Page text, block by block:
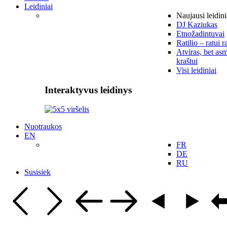
Leidiniai
Naujausi
DJ Kaziukas
Etnožadintuvai
Ratilio – ratui
Atviras, bet
kraštui
Visi leidiniai
Interaktyvus leidinys
Nuotraukos
EN
FR
DE
RU
Susisiek